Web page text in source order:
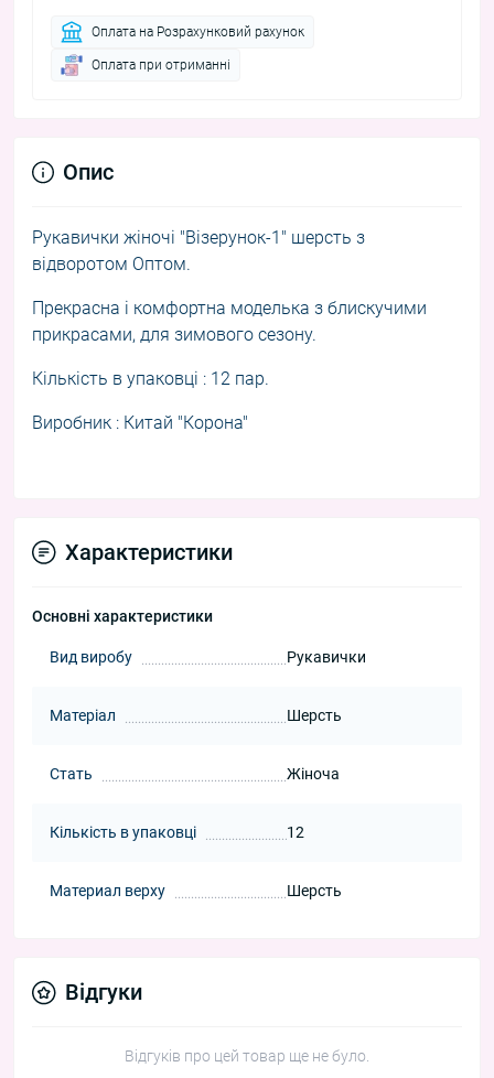
Оплата на Розрахунковий рахунок
Оплата при отриманні
Опис
Рукавички жіночі "Візерунок-1" шерсть з
відворотом Оптом.
Прекрасна і комфортна моделька з блискучими
прикрасами, для зимового сезону.
Кількість в упаковці : 12 пар.
Виробник : Китай "Корона"
Характеристики
Основні характеристики
Вид виробу Рукавички
Матеріал Шерсть
Стать Жіноча
Кількість в упаковці 12
Материал верху Шерсть
Відгуки
Відгуків про цей товар ще не було.